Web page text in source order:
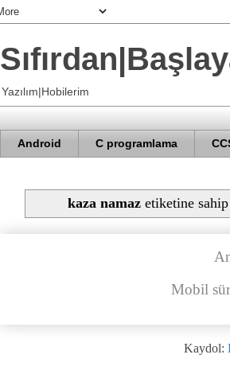
Yazılım|Hobilerim
Android C programlama
kaza namazetiketine sahip
Mobil
Kaydol: